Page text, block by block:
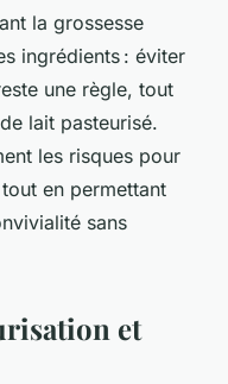
la grossesse
ingrédients : éviter
une règle, tout
lait pasteurisé.
les risques pour
en permettant
sans
et